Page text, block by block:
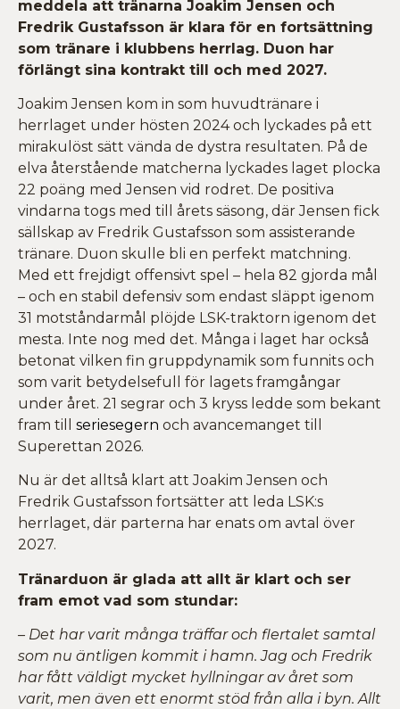
meddela att tränarna Joakim Jensen och
Fredrik Gustafsson är klara för en fortsättning
som tränare i klubbens herrlag. Duon har
förlängt sina kontrakt till och med 2027.
Joakim Jensen kom in som huvudtränare i
herrlaget under hösten 2024 och lyckades på ett
mirakulöst sätt vända de dystra resultaten. På de
elva återstående matcherna lyckades laget plocka
22 poäng med Jensen vid rodret. De positiva
vindarna togs med till årets säsong, där Jensen fick
sällskap av Fredrik Gustafsson som assisterande
tränare. Duon skulle bli en perfekt matchning.
Med ett frejdigt offensivt spel – hela 82 gjorda mål
– och en stabil defensiv som endast släppt igenom
31 motståndarmål plöjde LSK-traktorn igenom det
mesta. Inte nog med det. Många i laget har också
betonat vilken fin gruppdynamik som funnits och
som varit betydelsefull för lagets framgångar
under året. 21 segrar och 3 kryss ledde som bekant
fram till seriesegern och avancemanget till
Superettan 2026.
Nu är det alltså klart att Joakim Jensen och
Fredrik Gustafsson fortsätter att leda LSK:s
herrlaget, där parterna har enats om avtal över
2027.
Tränarduon är glada att allt är klart och ser
fram emot vad som stundar:
– Det har varit många träffar och flertalet samtal
som nu äntligen kommit i hamn. Jag och Fredrik
har fått väldigt mycket hyllningar av året som
varit, men även ett enormt stöd från alla i byn. Allt